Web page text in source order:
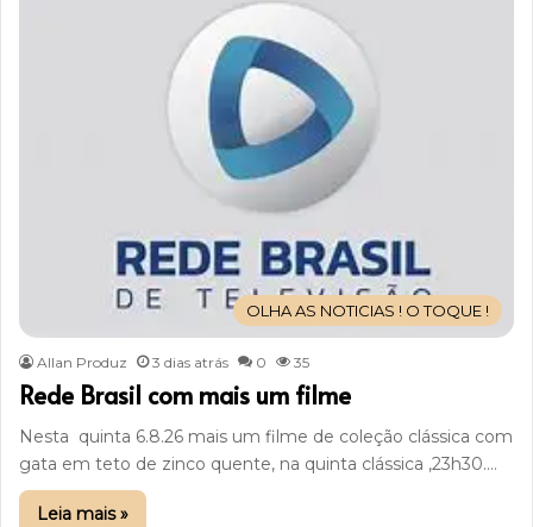
OLHA AS NOTICIAS ! O TOQUE !
Allan Produz 3 dias atrás 0 35
Rede Brasil com mais um filme
Nesta quinta 6.8.26 mais um filme de coleção clássica com
gata em teto de zinco quente, na quinta clássica ,23h30.…
Leia mais »